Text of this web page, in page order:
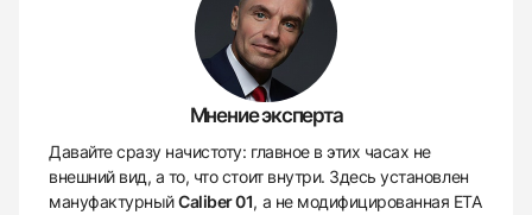
Мнение эксперта
Давайте сразу начистоту: главное в этих часах не
внешний вид, а то, что стоит внутри. Здесь установлен
мануфактурныйCaliber 01, а не модифицированная ETA